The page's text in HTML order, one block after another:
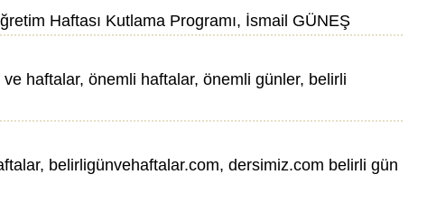
Haftası Kutlama Programı, İsmail GÜNEŞ
haftalar, önemli haftalar, önemli günler, belirli
belirligünvehaftalar.com, dersimiz.com belirli gün